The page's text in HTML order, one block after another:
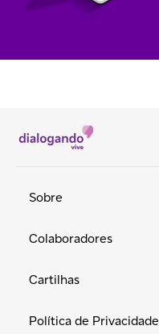
Sobre
Colaboradores
Cartilhas
Política de Privacidade